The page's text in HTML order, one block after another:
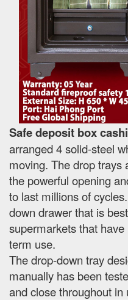
Safe deposit box
arranged 4 solid-steel
moving. The drop trays
the powerful opening
to last millions of
down drawer that is
supermarkets that
term use.
The drop-down tray
manually has been
and close throughout in